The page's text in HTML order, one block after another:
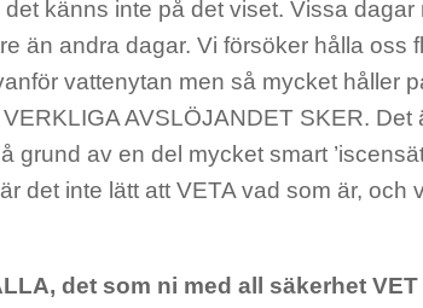
känns inte på det viset. Vissa dagar
än andra dagar. Vi försöker hålla oss
vattenytan men så mycket håller
AVSLÖJANDET SKER. Det
grund av en del mycket smart
det inte lätt att VETA vad som är, och
det som ni med all säkerhet VET